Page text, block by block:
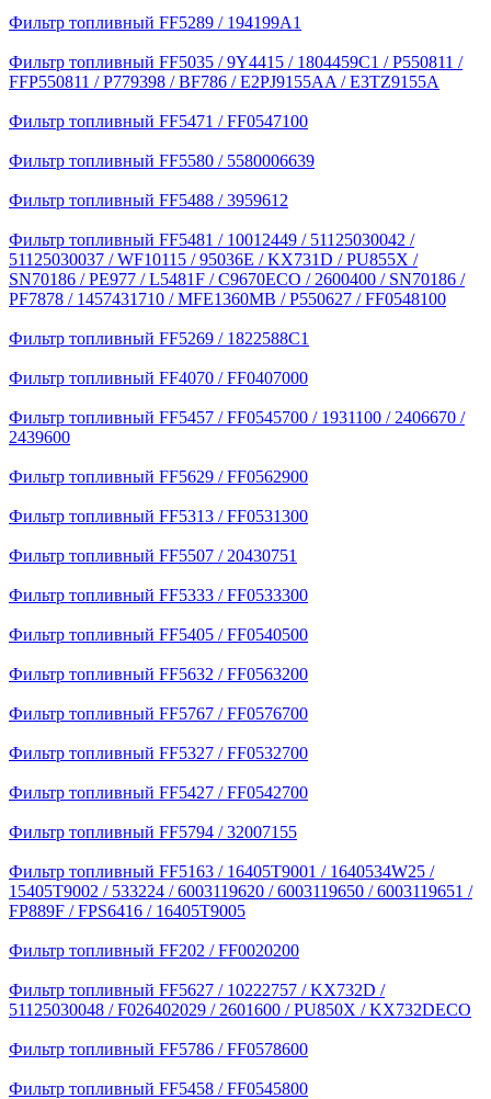
Фильтр топливный FF5289 / 194199A1
Фильтр топливный FF5035 / 9Y4415 / 1804459C1 / P550811 /
FFP550811 / P779398 / BF786 / E2PJ9155AA / E3TZ9155A
Фильтр топливный FF5471 / FF0547100
Фильтр топливный FF5580 / 5580006639
Фильтр топливный FF5488 / 3959612
Фильтр топливный FF5481 / 10012449 / 51125030042 /
51125030037 / WF10115 / 95036E / KX731D / PU855X /
SN70186 / PE977 / L5481F / C9670ECO / 2600400 / SN70186 /
PF7878 / 1457431710 / MFE1360MB / P550627 / FF0548100
Фильтр топливный FF5269 / 1822588C1
Фильтр топливный FF4070 / FF0407000
Фильтр топливный FF5457 / FF0545700 / 1931100 / 2406670 /
2439600
Фильтр топливный FF5629 / FF0562900
Фильтр топливный FF5313 / FF0531300
Фильтр топливный FF5507 / 20430751
Фильтр топливный FF5333 / FF0533300
Фильтр топливный FF5405 / FF0540500
Фильтр топливный FF5632 / FF0563200
Фильтр топливный FF5767 / FF0576700
Фильтр топливный FF5327 / FF0532700
Фильтр топливный FF5427 / FF0542700
Фильтр топливный FF5794 / 32007155
Фильтр топливный FF5163 / 16405T9001 / 1640534W25 /
15405T9002 / 533224 / 6003119620 / 6003119650 / 6003119651 /
FP889F / FPS6416 / 16405T9005
Фильтр топливный FF202 / FF0020200
Фильтр топливный FF5627 / 10222757 / KX732D /
51125030048 / F026402029 / 2601600 / PU850X / KX732DECO
Фильтр топливный FF5786 / FF0578600
Фильтр топливный FF5458 / FF0545800